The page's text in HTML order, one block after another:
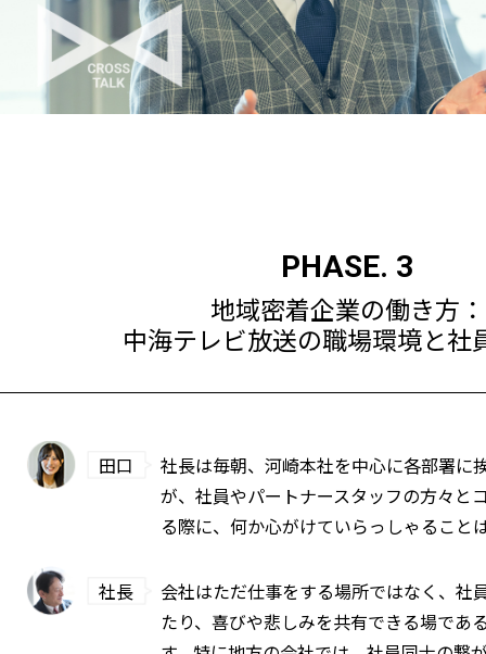
PHASE. 3
地域密着企業の働き方：
中海テレビ放送の職場環境と社
田口
社長は毎朝、河崎本社を中心に各部署に
が、社員やパートナースタッフの方々と
る際に、何か心がけていらっしゃること
社長
会社はただ仕事をする場所ではなく、社
たり、喜びや悲しみを共有できる場であ